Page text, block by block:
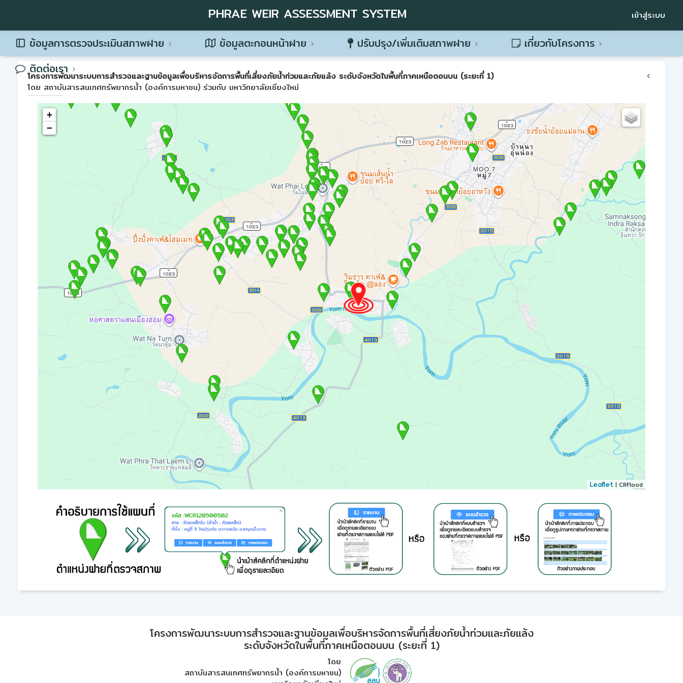
PHRAE WEIR ASSESSMENT SYSTEM เข้าสู่ระบบ
ข้อมูลการตรวจประเมินสภาพฝาย ข้อมูลตะกอนหน้าฝาย ปรับปรุง/เพิ่มเติมสภาพฝาย
เกี่ยวกับโครงการ
ติดต่อเรา
โครงการพัฒนาระบบการสำรวจและฐานข้อมูลเพื่อบริหารจัดการพื้นที่เสี่ยงภัยน้ำท่วมและภัยแล้ง ระดับจังหวัดในพื้นที่ภาคเหนือตอนบน (ระยะที่ 1)
โดย สถาบันสารสนเทศทรัพยากรน้ำ (องค์การมหาชน) ร่วมกับ มหาวิทยาลัยเชียงใหม่
+
−
Leaflet | CRFlood
โครงการพัฒนาระบบการสำรวจและฐานข้อมูลเพื่อบริหารจัดการพื้นที่เสี่ยงภัยน้ำท่วมและภัยแล้ง
ระดับจังหวัดในพื้นที่ภาคเหนือตอนบน (ระยะที่ 1)
โดย
สถาบันสารสนเทศทรัพยากรน้ำ (องค์การมหาชน)